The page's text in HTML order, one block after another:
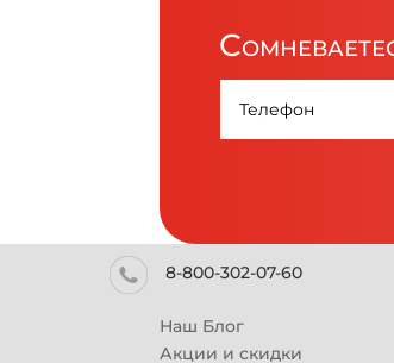
8-800-302-07-60
Наш Блог
Акции и скидки